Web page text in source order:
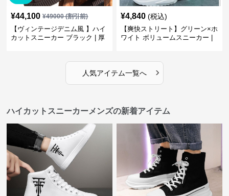
¥44,100 ¥49000(割引前)
【ヴィンテージデニム風 】ハイ
カットスニーカー ブラック | 厚
¥4,840 (税込)
【爽快ストリート】グリーン×ホ
ワイト ボリュームスニーカー |
人気アイテム一覧へ ›
ハイカットスニーカーメンズの新着アイテム